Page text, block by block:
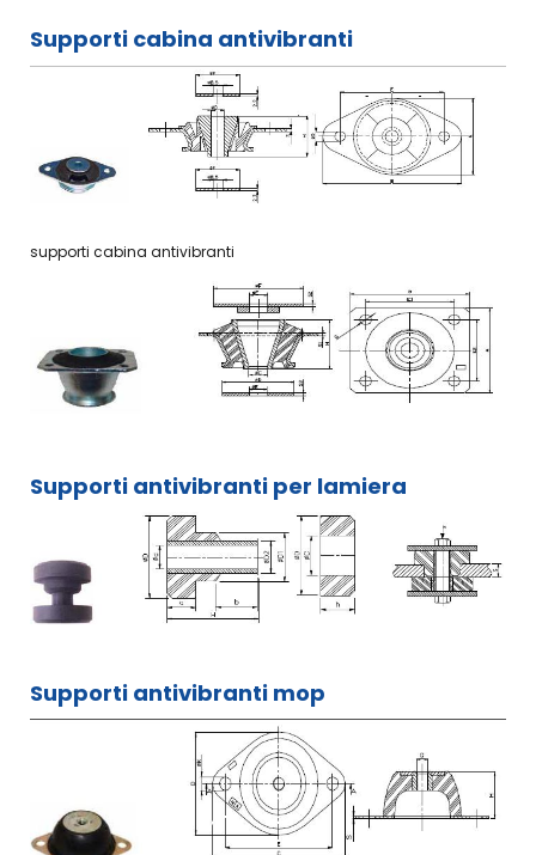
Supporti cabina antivibranti
supporti cabina antivibranti
Supporti antivibranti per lamiera
Supporti antivibranti mop